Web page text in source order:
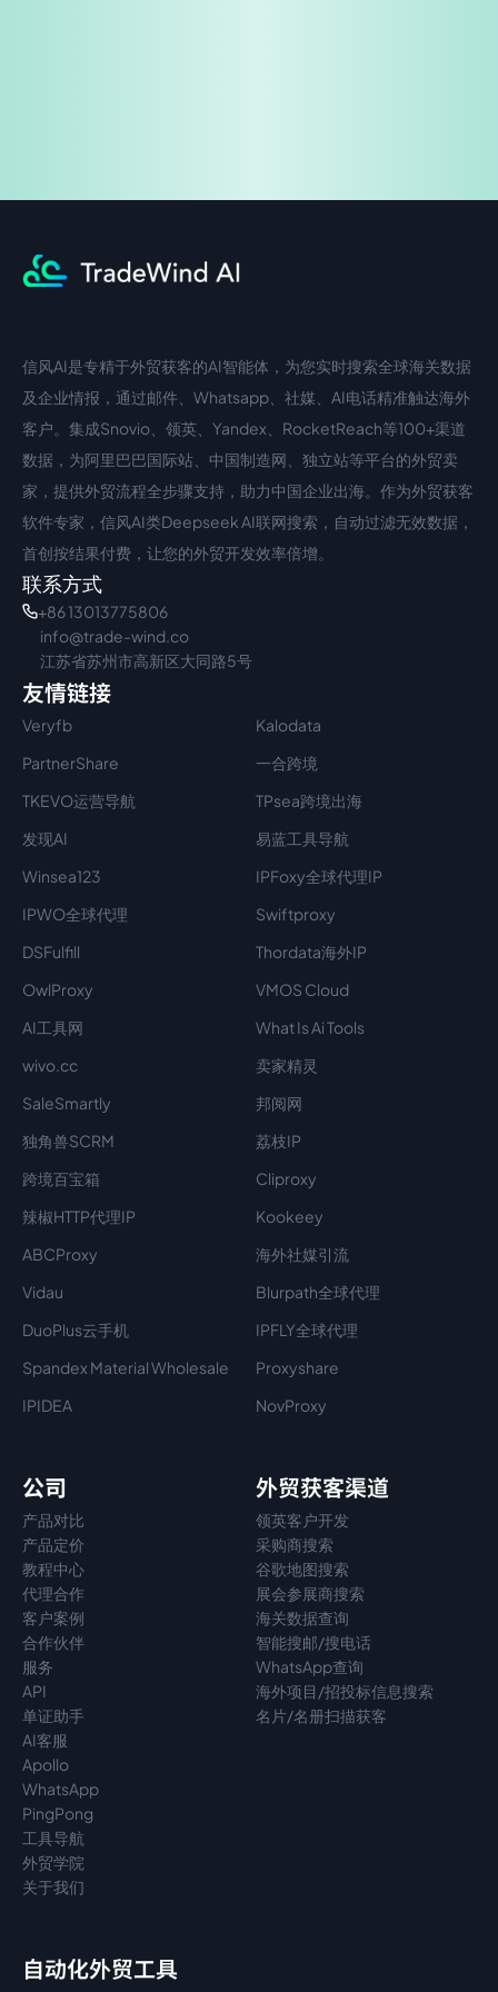
中文入口
信风AI是专精于外贸获客的AI智能体，为您实时搜索全球海关数据
及企业情报，通过邮件、Whatsapp、社媒、AI电话精准触达海外
客户。集成Snovio、领英、Yandex、RocketReach等100+渠道
数据，为阿里巴巴国际站、中国制造网、独立站等平台的外贸卖
家，提供外贸流程全步骤支持，助力中国企业出海。作为外贸获客
软件专家，信风AI类Deepseek AI联网搜索，自动过滤无效数据，
首创按结果付费，让您的外贸开发效率倍增。
联系方式
+86 13013775806
info@trade-wind.co
江苏省苏州市高新区大同路5号
友情链接
Veryfb
Kalodata
PartnerShare
一合跨境
TKEVO运营导航
TPsea跨境出海
发现AI
易蓝工具导航
Winsea123
IPFoxy全球代理IP
IPWO全球代理
Swiftproxy
DSFulfill
Thordata海外IP
OwlProxy
VMOS Cloud
AI工具网
What Is Ai Tools
wivo.cc
卖家精灵
SaleSmartly
邦阅网
独角兽SCRM
荔枝IP
跨境百宝箱
Cliproxy
辣椒HTTP代理IP
Kookeey
ABCProxy
海外社媒引流
Vidau
Blurpath全球代理
DuoPlus云手机
IPFLY全球代理
Spandex Material Wholesale​
Proxyshare
IPIDEA
NovProxy
公司
产品对比
产品定价
教程中心
代理合作
客户案例
合作伙伴
服务
API
单证助手
AI客服
Apollo
WhatsApp
PingPong
工具导航
外贸学院
关于我们
外贸获客渠道
领英客户开发
采购商搜索
谷歌地图搜索
展会参展商搜索
海关数据查询
智能搜邮/搜电话
WhatsApp查询
海外项目/招投标信息搜索
名片/名册扫描获客
自动化外贸工具